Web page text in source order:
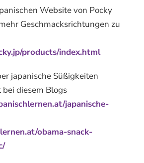
Website von Pocky
Geschmacksrichtungen zu
products/index.html
japanische Süßigkeiten
diesem Blogs
japanische-
obama-snack-